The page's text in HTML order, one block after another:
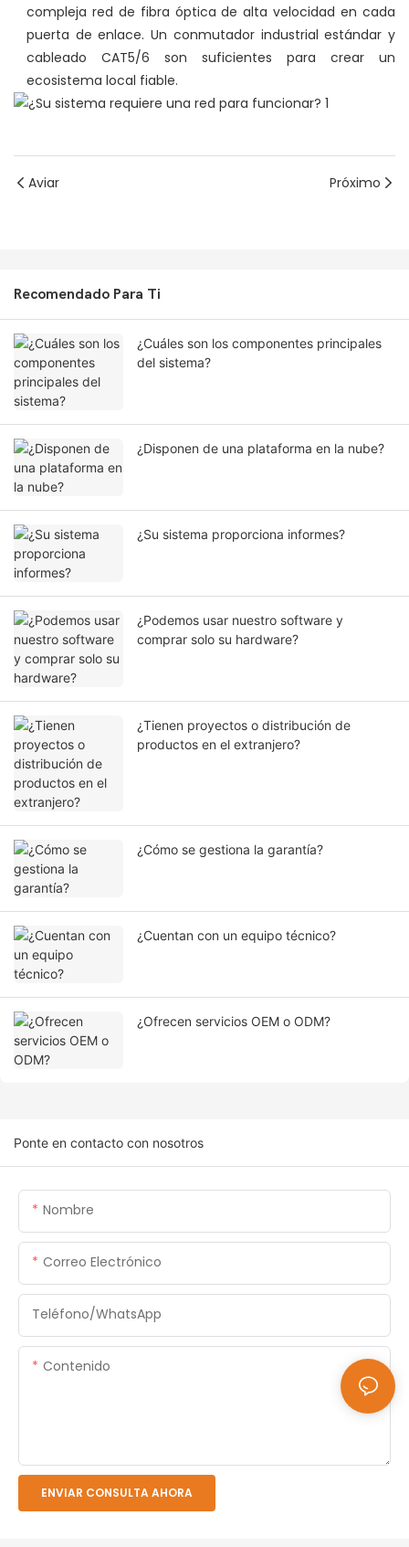
compleja red de fibra óptica de alta velocidad en cada
puerta de enlace. Un conmutador industrial estándar y
cableado CAT5/6 son suficientes para crear un
ecosistema local fiable.
Aviar Próximo
Recomendado Para Ti
¿Cuáles son los componentes principales
del sistema?
¿Disponen de una plataforma en la nube?
¿Su sistema proporciona informes?
¿Podemos usar nuestro software y
comprar solo su hardware?
¿Tienen proyectos o distribución de
productos en el extranjero?
¿Cómo se gestiona la garantía?
¿Cuentan con un equipo técnico?
¿Ofrecen servicios OEM o ODM?
Ponte en contacto con nosotros
Nombre
Correo Electrónico
Teléfono/WhatsApp
Contenido
ENVIAR CONSULTA AHORA